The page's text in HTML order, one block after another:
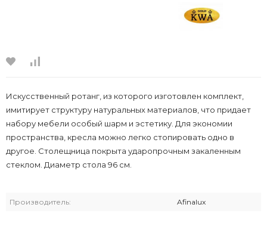
Искусственный ротанг, из которого изготовлен комплект,
имитирует структуру натуральных материалов, что придает
набору мебели особый шарм и эстетику. Для экономии
пространства, кресла можно легко стопировать одно в
другое. Столещница покрыта ударопрочным закаленным
стеклом. Диаметр стола 96 см.
Производитель: Afinalux